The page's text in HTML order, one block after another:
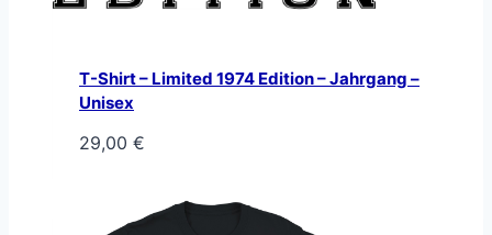
T-Shirt – Limited 1974 Edition – Jahrgang –
Unisex
29,00 €